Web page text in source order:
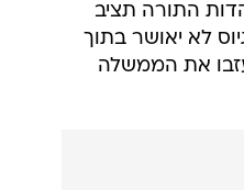
התורה תציב
לא יאושר בתוך
את הממשלה